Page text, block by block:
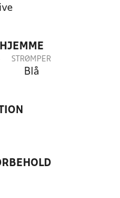
STRØMPER
Blå